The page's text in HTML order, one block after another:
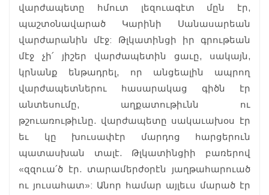
վարժապետը հմուտ լեզուագէտ մըն էր,
պաշտօնավարած Կարինի Սանասարեան
վարժարանին մէջ: Թլկատինցի իր գրութեան
մէջ չի՛ յիշեր վարժապետին ցաւը, սակայն,
կրնանք ենթադրել, որ անցեալին ապրող
վարժապետներու հասարակաց գիծն էր
անտեսումը, աղքատութիւնն ու
թշուառութիւնը. վարժապետը սակաւախօս էր
եւ կը խուսափէր մարդոց հարցերուն
պատասխան տալէ. Թլկատինցիի բառերով
«զզուա՛ծ էր. տարամերժօրէն յաղթահարուած
ու յուսահատ»: Անոր համար այլեւս մարած էր